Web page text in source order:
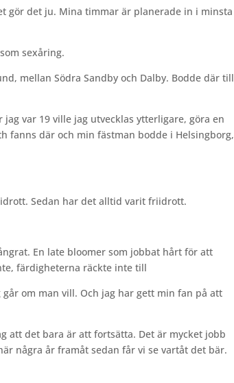
gör det ju. Mina timmar är planerade in i minsta
sexåring.
mellan Södra Sandby och Dalby. Bodde där till
var 19 ville jag utvecklas ytterligare, göra en
fanns där och min fästman bodde i Helsingborg,
Sedan har det alltid varit friidrott.
En late bloomer som jobbat hårt för att
färdigheterna räckte inte till
om man vill. Och jag har gett min fan på att
att det bara är att fortsätta. Det är mycket jobb
några år framåt sedan får vi se vartåt det bär.